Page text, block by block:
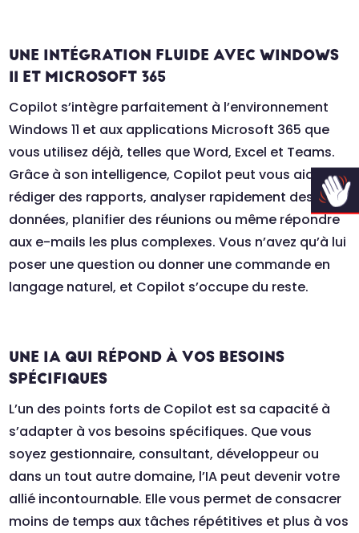
UNE INTÉGRATION FLUIDE AVEC WINDOWS
11 ET MICROSOFT 365
Copilot s’intègre parfaitement à l’environnement
Windows 11 et aux applications Microsoft 365 que
vous utilisez déjà, telles que Word, Excel et Teams.
Grâce à son intelligence, Copilot peut vous aider à
rédiger des rapports, analyser rapidement des
données, planifier des réunions ou même répondre
aux e-mails les plus complexes. Vous n’avez qu’à lui
poser une question ou donner une commande en
langage naturel, et Copilot s’occupe du reste.
UNE IA QUI RÉPOND À VOS BESOINS
SPÉCIFIQUES
L’un des points forts de Copilot est sa capacité à
s’adapter à vos besoins spécifiques. Que vous
soyez gestionnaire, consultant, développeur ou
dans un tout autre domaine, l’IA peut devenir votre
allié incontournable. Elle vous permet de consacrer
moins de temps aux tâches répétitives et plus à vos